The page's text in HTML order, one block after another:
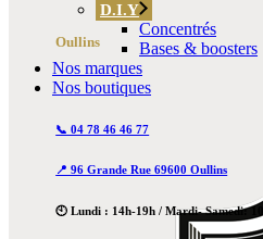
D.I.Y
Concentrés
Bases & boosters
Nos marques
Nos boutiques
Oullins
📞 04 78 46 46 77
📍 96 Grande Rue 69600 Oullins
🕙 Lundi : 14h-19h / Mardi- Samedi: